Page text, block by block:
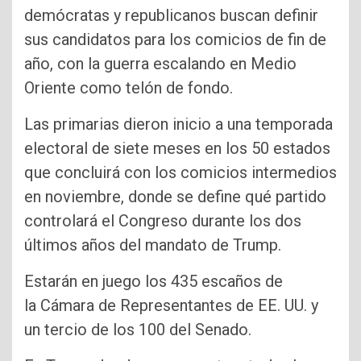
demócratas y republicanos buscan definir
sus candidatos para los comicios de fin de
año, con la guerra escalando en Medio
Oriente como telón de fondo.
Las primarias dieron inicio a una temporada
electoral de siete meses en los 50 estados
que concluirá con los comicios intermedios
en noviembre, donde se define qué partido
controlará el Congreso durante los dos
últimos años del mandato de Trump.
Estarán en juego los 435 escaños de
la Cámara de Representantes de EE. UU. y
un tercio de los 100 del Senado.